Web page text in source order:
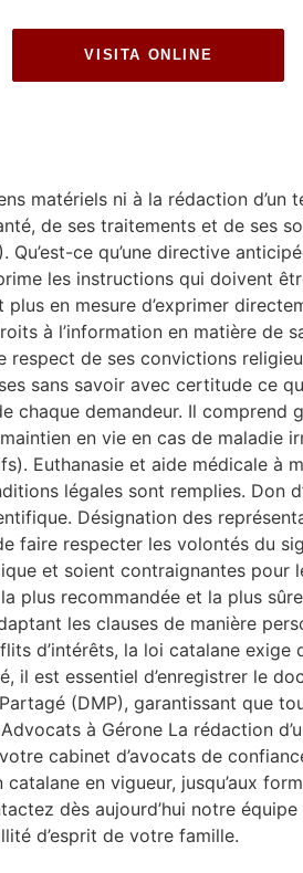
VISITA ONLINE
matériels ni à la rédaction d’un
de ses traitements et de ses
ce qu’une directive
les instructions qui doivent
plus en mesure d’exprimer
à l’information en matière de
respect de ses convictions
sans savoir avec certitude ce
chaque demandeur. Il comprend
en vie en cas de maladie
Euthanasie et aide médicale à
légales sont remplies. Don
Désignation des
faire respecter les volontés du
et soient contraignantes pour
plus recommandée et la plus
les clauses de manière
d’intérêts, la loi catalane exige
il est essentiel d’enregistrer le
(DMP), garantissant que
à Gérone La rédaction
cabinet d’avocats de
en vigueur, jusqu’aux
dès aujourd’hui notre équipe
d’esprit de votre famille.